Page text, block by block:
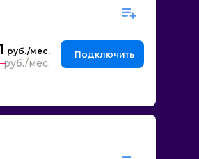
Подключить